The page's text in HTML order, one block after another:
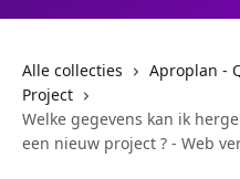
Alle collecties
Aproplan -
Project
Welke gegevens kan ik
een nieuw project ? - Web